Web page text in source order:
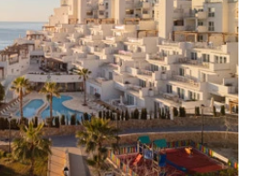
alojamientos puede variar.
dan una idea bastante
pensados solo con fines